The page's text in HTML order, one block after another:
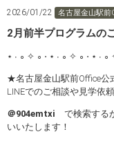
2026/01/22 名古屋金山駅前
2月前半プログラムの
⋆ ∙ ∘ ✧ ∘ ⋅ ⋆ ∙ ∘ ✧ ∘ ⋅ ⋆ ∙
★名古屋金山駅前Office公
LINEでのご相談や見学依
＠904emtxi で検索する
いいたします！